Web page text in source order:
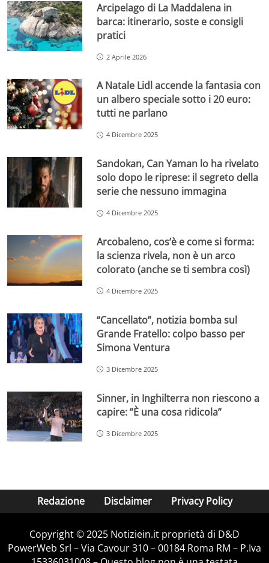
Arcipelago di La Maddalena in
barca: itinerario, soste e consigli
pratici
2 Aprile 2026
A Natale Lidl accende la fantasia con
un albero speciale sotto i 20 euro:
tutti ne parlano
4 Dicembre 2025
Sandokan, Can Yaman lo ha rivelato
solo dopo le riprese: il segreto della
serie che nessuno immagina
4 Dicembre 2025
Arcobaleno, cos’è e come si forma:
la scienza rivela, non è un arco
colorato (anche se ti sembra così)
4 Dicembre 2025
“Cancellato”, notizia bomba sul
Grande Fratello: colpo basso per
Simona Ventura
3 Dicembre 2025
Sinner, in Inghilterra non riescono a
capire: ”È una cosa ridicola”
3 Dicembre 2025
Redazione Disclaimer Privacy Policy
Copyright © 2025 Notiziein.it proprietà di D&D
PowerWeb Srl – Via Cavour 310 – 00184 Roma RM – P.Iva